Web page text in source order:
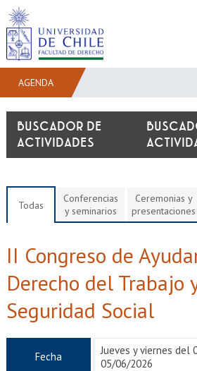
FACULTAD
PREGRADO
ADMISIÓN
BIBLIOTECAS
EXTENSIÓN
Académicos
AGENDA
Todas
Conferencias
y seminarios
Ceremonias y
presentaciones
II Congreso de
Derecho del Trabajo
Seguridad Social
Fecha
Jueves y viernes del
05/06/2026